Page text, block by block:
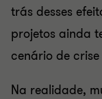
trás desses
projetos ainda
cenário de
Na realidade,